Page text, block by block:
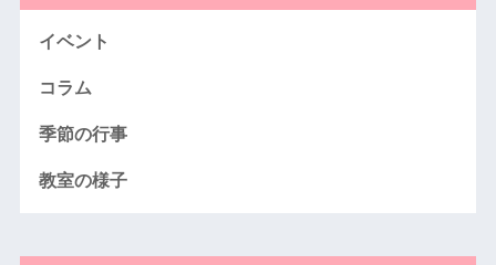
イベント
コラム
季節の行事
教室の様子